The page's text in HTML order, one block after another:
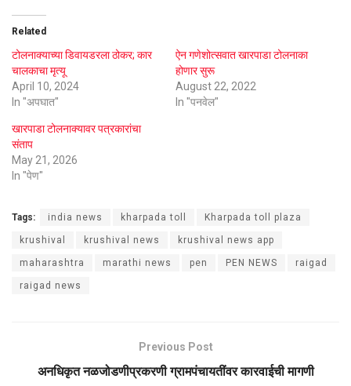
Related
टोलनाक्याच्या डिवायडरला ठोकर; कार
चालकाचा मृत्यू
April 10, 2024
In "अपघात"
ऐन गणेशोत्सवात खारपाडा टोलनाका
होणार सुरू
August 22, 2022
In "पनवेल"
खारपाडा टोलनाक्यावर पत्रकारांचा
संताप
May 21, 2026
In "पेण"
Tags: india news kharpada toll Kharpada toll plaza
krushival krushival news krushival news app
maharashtra marathi news pen PEN NEWS raigad
raigad news
Previous Post
अनधिकृत नळजोडणीप्रकरणी ग्रामपंचायतींवर कारवाईची मागणी